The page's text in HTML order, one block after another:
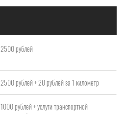
2500 рублей
2500 рублей + 20 рублей за 1 километр
1000 рублей + услуги транспортной